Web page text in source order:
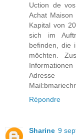
Uction de
Achat Maison
Kapital von
sich im
befinden, die
möchten.
Répondre
Sharine 9